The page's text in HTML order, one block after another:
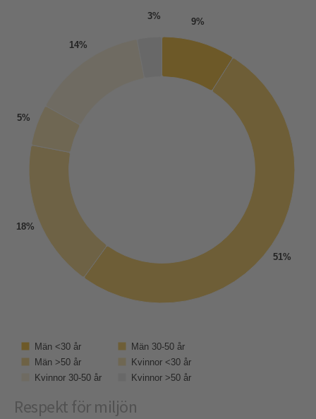
9%
51%
18%
5%
14%
3%
Män <30 år
Män 30-50 år
Män >50 år
Kvinnor <30 år
Kvinnor 30-50 år
Kvinnor >50 år
Respekt för miljön